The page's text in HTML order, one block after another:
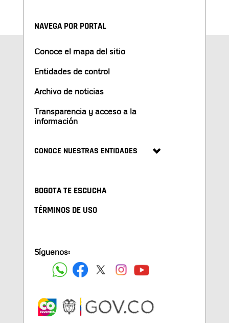
NAVEGA POR PORTAL
Conoce el mapa del sitio
Entidades de control
Archivo de noticias
Transparencia y acceso a la
información
CONOCE NUESTRAS ENTIDADES
BOGOTA TE ESCUCHA
TÉRMINOS DE USO
Síguenos: